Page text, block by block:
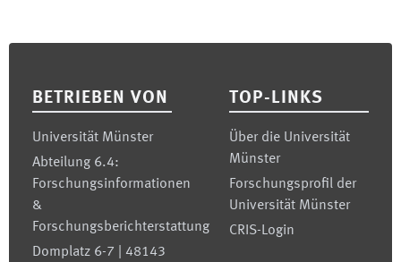
BETRIEBEN VON
Universität Münster
Abteilung 6.4:
Forschungsinformationen
&
Forschungsberichterstattung
Domplatz 6-7 | 48143
TOP-LINKS
Über die Universität
Münster
Forschungsprofil der
Universität Münster
CRIS-Login